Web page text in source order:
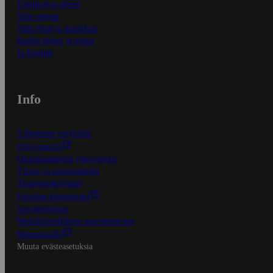
Ensitilaajan ohjeet
Näin maksat
Näin tilaat ja muokkaat
Kaikki ohjeet ja vinkit
In English
Info
S-Business yrityksille
Oiva-raportit
Osuuskauppojen yhteystiedot
Tilaus- ja toimitusehdot
Tietosuojakäytäntö
Palvelun käyttöehdot
Saavutettavuus
Mobiilisovelluksen saavutettavuus
Mainostajalle
Muuta evästeasetuksia